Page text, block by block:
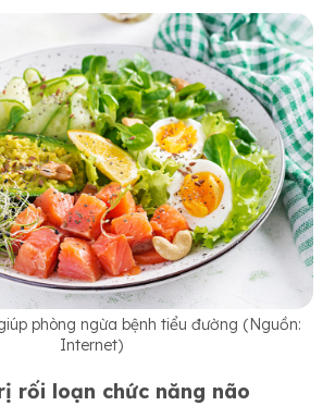
phòng ngừa bệnh tiểu đường (Nguồn:
Internet)
rối loạn chức năng não